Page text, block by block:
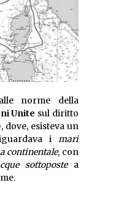
norme della
Unite sul diritto
dove, esisteva un
i mari
continentale, con
sottopostea